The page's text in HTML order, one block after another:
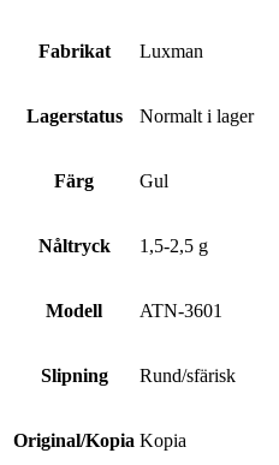
Fabrikat Luxman
Lagerstatus Normalt i lager
Färg Gul
Nåltryck 1,5-2,5 g
Modell ATN-3601
Slipning Rund/sfärisk
Original/Kopia Kopia